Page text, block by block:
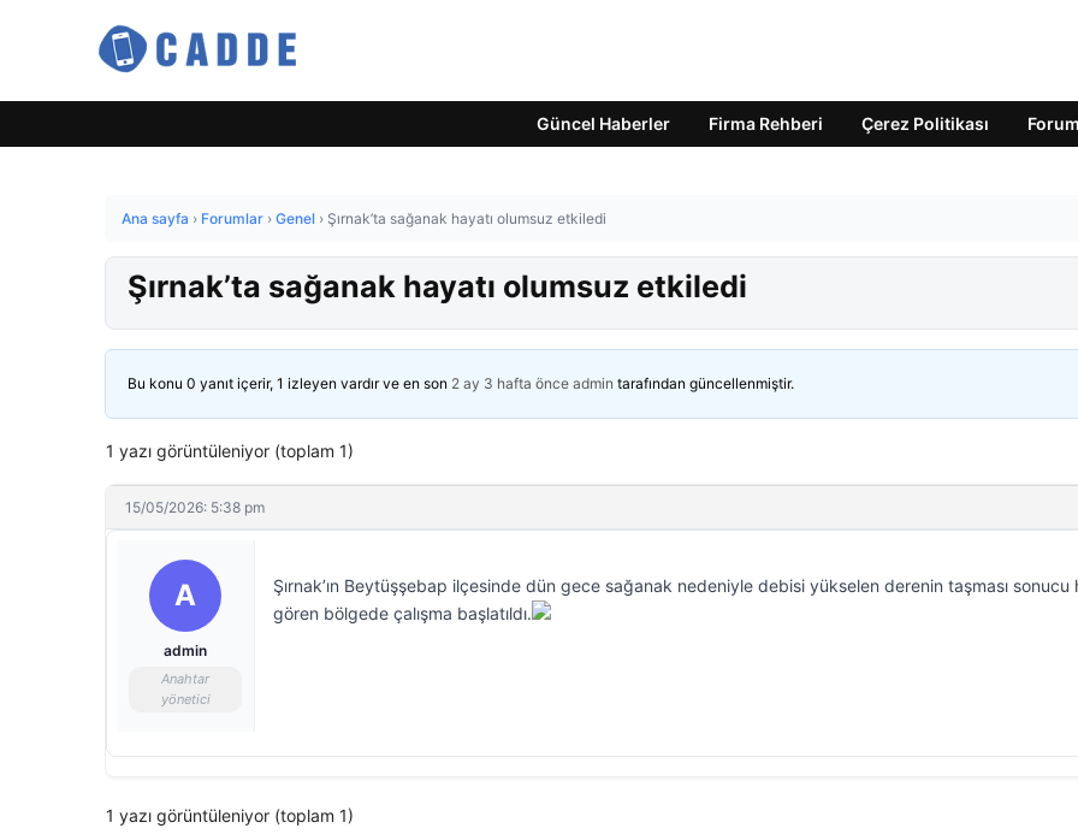
Güncel Haberler Firma Rehberi Çerez Politikası Forum
Ana sayfa › Forumlar › Genel › Şırnak’ta sağanak hayatı olumsuz etkiledi
Şırnak’ta sağanak hayatı olumsuz etkiledi
Bu konu 0 yanıt içerir, 1 izleyen vardır ve en son 2 ay 3 hafta önce admin tarafından güncellenmiştir.
1 yazı görüntüleniyor (toplam 1)
15/05/2026: 5:38 pm
A
admin
Anahtar
yönetici
Şırnak’ın Beytüşşebap ilçesinde dün gece sağanak nedeniyle debisi yükselen derenin taşması sonucu
gören bölgede çalışma başlatıldı.
1 yazı görüntüleniyor (toplam 1)